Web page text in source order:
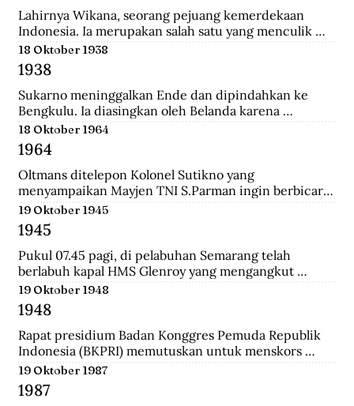
Lahirnya Wikana, seorang pejuang kemerdekaan
Indonesia. Ia merupakan salah satu yang menculik
Sukaro dan Hatta dalam Peristiwa Rengasdengklok.
18 Oktober 1938
1938
Sukarno meninggalkan Ende dan dipindahkan ke
Bengkulu. Ia diasingkan oleh Belanda karena
dianggap membahayakan pemerintahan Belanda.
18 Oktober 1964
1964
Oltmans ditelepon Kolonel Sutikno yang
menyampaikan Mayjen TNI S.Parman ingin berbicara
dengannya. Oltmans bertemu dengan Parman
sehingga ini pertemuan yang mendekatkan mereka.
Bahkan Parman pernah meminta tolong untuk
bertemu dengan Verrips yang diduga merampok uang
Bank Indonesia.
19 Oktober 1945
1945
Pukul 07.45 pagi, di pelabuhan Semarang telah
berlabuh kapal HMS Glenroy yang mengangkut
tentara Sekutu, yaitu pasukan Inggris dari brigade
ke-37 yang diantaranya terdiri dari prajurit Gurkha.
Tak beberapa lama, sekitar pukul 08.00.
Wongsonegoro membacakan isi persetujuan
penghentian tembak menembak antara pasukan TKR
(Tentara Keamanan Rakyat) dengan tentara Jepang.
19 Oktober 1948
1948
Rapat presidium Badan Konggres Pemuda Republik
Indonesia (BKPRI) memutuskan untuk menskors
Pemuda Sosialis Indonesia (Pesindo).
19 Oktober 1987
1987